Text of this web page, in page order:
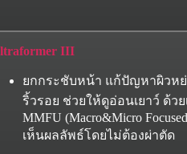
III
ยกกระชับหน้า แก้ปัญหาผิวห
ริ้วรอย ช่วยให้ดูอ่อนเยาว์ ด้ว
MMFU (Macro&Micro
เห็นผลลัพธ์โดยไม่ต้องผ่าตัด